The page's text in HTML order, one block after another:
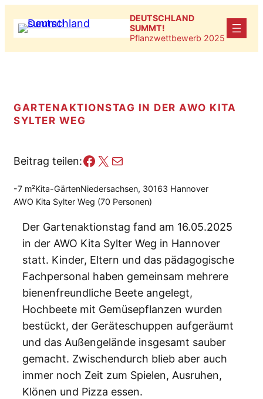
Inhalt
DEUTSCHLAND
SUMMT!
Pflanzwettbewerb 2025
GARTENAKTIONSTAG IN DER AWO KITA
SYLTER WEG
Beitrag teilen:Facebook
X E-Mail
-7 m²Kita-GärtenNiedersachsen, 30163 Hannover
AWO Kita Sylter Weg (70 Personen)
Der Gartenaktionstag fand am 16.05.2025
in der AWO Kita Sylter Weg in Hannover
statt. Kinder, Eltern und das pädagogische
Fachpersonal haben gemeinsam mehrere
bienenfreundliche Beete angelegt,
Hochbeete mit Gemüsepflanzen wurden
bestückt, der Geräteschuppen aufgeräumt
und das Außengelände insgesamt sauber
gemacht. Zwischendurch blieb aber auch
immer noch Zeit zum Spielen, Ausruhen,
Klönen und Pizza essen.